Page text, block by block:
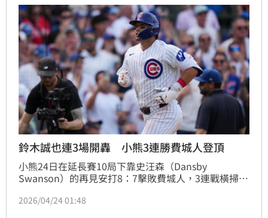
鈴木誠也連3場開轟 小熊3連勝費城人登頂
小熊24日在延長賽10局下靠史汪森（Dansby
Swanson）的再見安打8：7擊敗費城人，3連戰橫掃。
一波9連勝，16勝9敗和紅人並列國聯中區第1。
2026/04/24 01:48